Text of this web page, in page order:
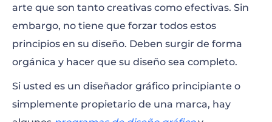
arte que son tanto creativas como efectivas. Sin
embargo, no tiene que forzar todos estos
principios en su diseño. Deben surgir de forma
orgánica y hacer que su diseño sea completo.
Si usted es un diseñador gráfico principiante o
simplemente propietario de una marca, hay